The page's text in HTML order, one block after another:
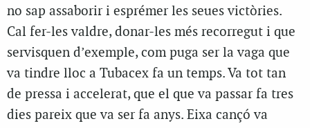
no sap assaborir i esprémer les seues victòries.
Cal fer-les valdre, donar-les més recorregut i que
servisquen d’exemple, com puga ser la vaga que
va tindre lloc a Tubacex fa un temps. Va tot tan
de pressa i accelerat, que el que va passar fa tres
dies pareix que va ser fa anys. Eixa cançó va